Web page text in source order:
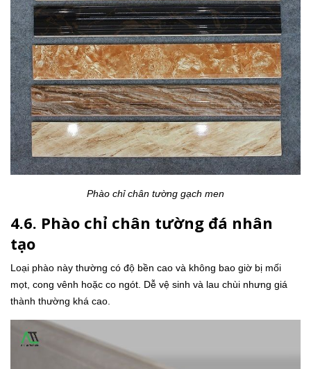
Phào chỉ chân tường gạch men
4.6. Phào chỉ chân tường đá nhân
tạo
Loại phào này thường có độ bền cao và không bao giờ bị mối
mọt, cong vênh hoặc co ngót. Dễ vệ sinh và lau chùi nhưng giá
thành thường khá cao.